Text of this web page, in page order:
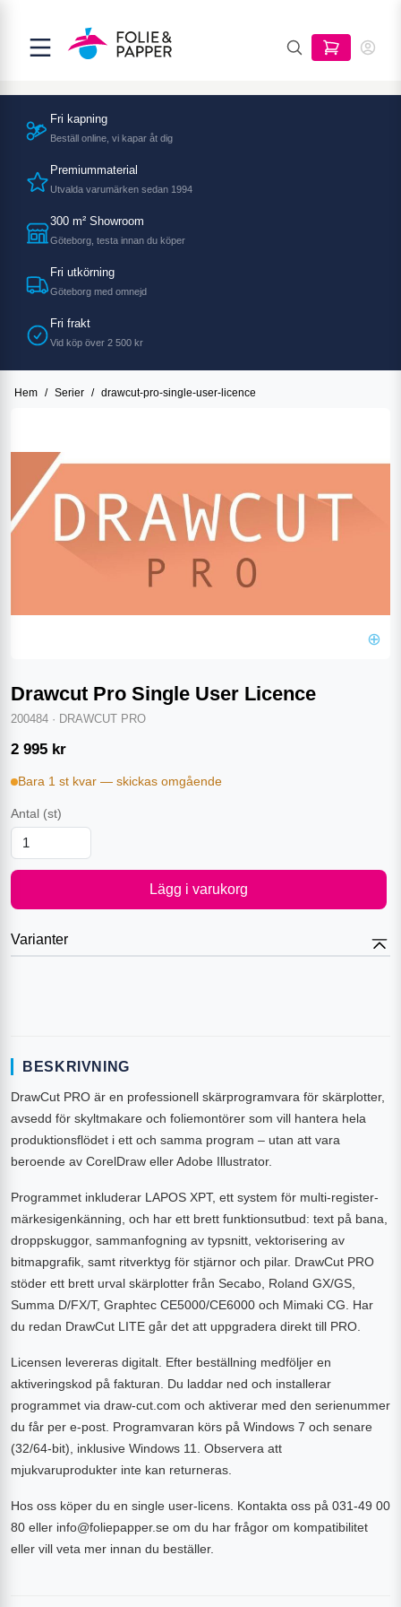
Fri kapning
Beställ online, vi kapar åt dig
Premiummaterial
Utvalda varumärken sedan 1994
300 m² Showroom
Göteborg, testa innan du köper
Fri utkörning
Göteborg med omnejd
Fri frakt
Vid köp över 2 500 kr
Hem / Serier / drawcut-pro-single-user-licence
⊕
Drawcut Pro Single User Licence
200484 · DRAWCUT PRO
2 995 kr
Bara 1 st kvar — skickas omgående
Antal (st)
Lägg i varukorg
Varianter
BESKRIVNING
DrawCut PRO är en professionell skärprogramvara för skärplotter,
avsedd för skyltmakare och foliemontörer som vill hantera hela
produktionsflödet i ett och samma program – utan att vara
beroende av CorelDraw eller Adobe Illustrator.
Programmet inkluderar LAPOS XPT, ett system för multi-register-
märkesigenkänning, och har ett brett funktionsutbud: text på bana,
droppskuggor, sammanfogning av typsnitt, vektorisering av
bitmapgrafik, samt ritverktyg för stjärnor och pilar. DrawCut PRO
stöder ett brett urval skärplotter från Secabo, Roland GX/GS,
Summa D/FX/T, Graphtec CE5000/CE6000 och Mimaki CG. Har
du redan DrawCut LITE går det att uppgradera direkt till PRO.
Licensen levereras digitalt. Efter beställning medföljer en
aktiveringskod på fakturan. Du laddar ned och installerar
programmet via draw-cut.com och aktiverar med den serienummer
du får per e-post. Programvaran körs på Windows 7 och senare
(32/64-bit), inklusive Windows 11. Observera att
mjukvaruprodukter inte kan returneras.
Hos oss köper du en single user-licens. Kontakta oss på 031-49 00
80 eller info@foliepapper.se om du har frågor om kompatibilitet
eller vill veta mer innan du beställer.